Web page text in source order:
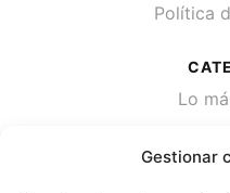
Gestionar
Política
Lo